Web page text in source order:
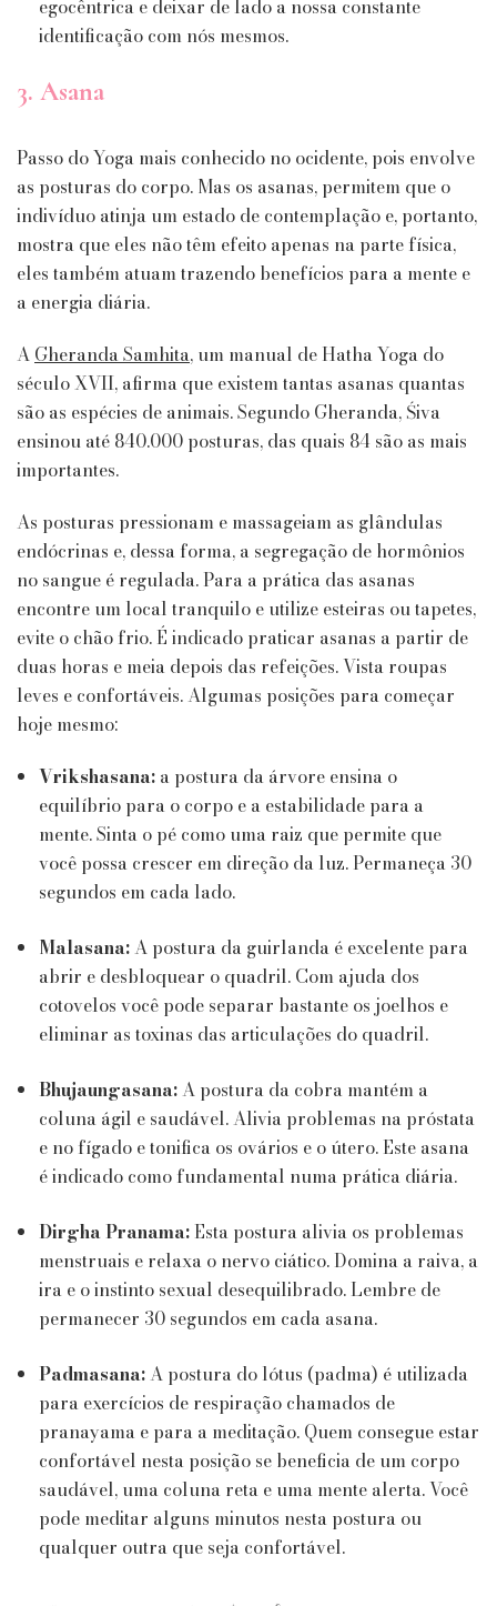
egocêntrica e deixar de lado a nossa constante
identificação com nós mesmos.
3. Asana
Passo do Yoga mais conhecido no ocidente, pois envolve
as posturas do corpo. Mas os asanas, permitem que o
indivíduo atinja um estado de contemplação e, portanto,
mostra que eles não têm efeito apenas na parte física,
eles também atuam trazendo benefícios para a mente e
a energia diária.
A Gheranda Samhita, um manual de Hatha Yoga do
século XVII, afirma que existem tantas asanas quantas
são as espécies de animais. Segundo Gheranda, Śiva
ensinou até 840.000 posturas, das quais 84 são as mais
importantes.
As posturas pressionam e massageiam as glândulas
endócrinas e, dessa forma, a segregação de hormônios
no sangue é regulada. Para a prática das asanas
encontre um local tranquilo e utilize esteiras ou tapetes,
evite o chão frio. É indicado praticar asanas a partir de
duas horas e meia depois das refeições. Vista roupas
leves e confortáveis. Algumas posições para começar
hoje mesmo:
Vrikshasana: a postura da árvore ensina o
equilíbrio para o corpo e a estabilidade para a
mente. Sinta o pé como uma raiz que permite que
você possa crescer em direção da luz. Permaneça 30
segundos em cada lado.
Malasana:A postura da guirlanda é excelente para
abrir e desbloquear o quadril. Com ajuda dos
cotovelos você pode separar bastante os joelhos e
eliminar as toxinas das articulações do quadril.
Bhujaungasana:A postura da cobra mantém a
coluna ágil e saudável. Alivia problemas na próstata
e no fígado e tonifica os ovários e o útero. Este asana
é indicado como fundamental numa prática diária.
Dirgha Pranama:Esta postura alivia os problemas
menstruais e relaxa o nervo ciático. Domina a raiva, a
ira e o instinto sexual desequilibrado. Lembre de
permanecer 30 segundos em cada asana.
Padmasana:A postura do lótus (padma) é utilizada
para exercícios de respiração chamados de
pranayama e para a meditação. Quem consegue estar
confortável nesta posição se beneficia de um corpo
saudável, uma coluna reta e uma mente alerta. Você
pode meditar alguns minutos nesta postura ou
qualquer outra que seja confortável.